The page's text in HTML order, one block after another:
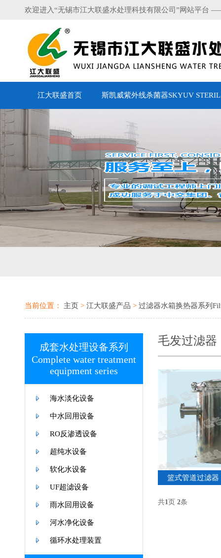
欢迎进入“无锡市江大联盛水处理科技有限公司”网站平台
江大联盛首页 斯凯威紫外线杀菌器SKYUV
当前位置： 主页 > 江大联盛产品 > 过滤器水箱换热器系列
成套水处理设备系列
Complete water treatment
equipment series
海水淡化设备
中水回用设备
RO反渗透设备
超纯水设备
软化水设备
UF超滤设备
雨水回用设备
河水净化设备
循环水处理装置
毛发过滤器
篮式管道过滤
共1页 2条